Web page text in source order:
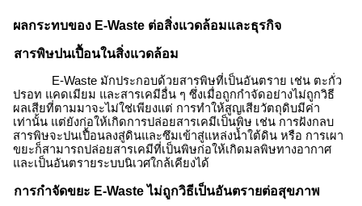
ผลกระทบของ E-Waste ต่อสิ่งแวดล้อมและธุรกิจ
สารพิษปนเปื้อนในสิ่งแวดล้อม
E-Waste มักประกอบด้วยสารพิษที่เป็นอันตราย เช่น ตะกั่ว
ปรอท แคดเมียม และสารเคมีอื่น ๆ ซึ่งเมื่อถูกกำจัดอย่างไม่ถูกวิธี
ผลเสียที่ตามมาจะไม่ใช่เพียงแต่ การทำให้สูญเสียวัตถุดิบมีค่า
เท่านั้น แต่ยังก่อให้เกิดการปล่อยสารเคมีเป็นพิษ เช่น การฝังกลบ
สารพิษจะปนเปื้อนลงสู่ดินและซึมเข้าสู่แหล่งน้ำใต้ดิน หรือ การเผา
ขยะก็สามารถปล่อยสารเคมีที่เป็นพิษก่อให้เกิดมลพิษทางอากาศ
และเป็นอันตรายระบบนิเวศใกล้เคียงได้
การกำจัดขยะ E-Wasteไม่ถูกวิธีเป็นอันตรายต่อสุขภาพ